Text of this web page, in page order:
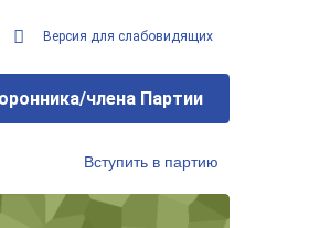
Версия для слабовидящих
члена Партии
Вступить в партию